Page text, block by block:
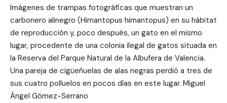
Imágenes de trampas fotográficas que muestran un
carbonero alinegro (Himantopus himantopus) en su hábitat
de reproducción y, poco después, un gato en el mismo
lugar, procedente de una colonia ilegal de gatos situada en
la Reserva del Parque Natural de la Albufera de Valencia.
Una pareja de cigüeñuelas de alas negras perdió a tres de
sus cuatro polluelos en pocos días en este lugar. Miguel
Ángel Gómez-Serrano